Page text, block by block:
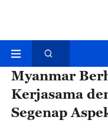
Myanmar
Kerjasama
Segenap